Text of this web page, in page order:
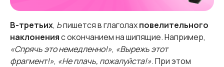
В-третьих, Ьпишется в глаголахповелительного
наклоненияс окончанием на шипящие. Например,
«Спрячь это немедленно!», «Вырежь этот
фрагмент!», «Не плачь, пожалуйста!». При этом